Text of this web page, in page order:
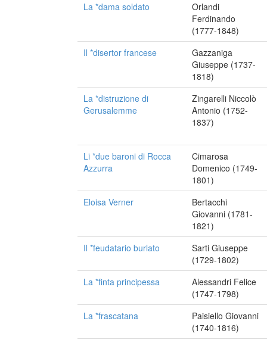
La *dama soldato
Orlandi
Ferdinando
(1777-1848)
Il *disertor francese
Gazzaniga
Giuseppe (1737-
1818)
La *distruzione di
Gerusalemme
Zingarelli Niccolò
Antonio (1752-
1837)
Li *due baroni di Rocca
Azzurra
Cimarosa
Domenico (1749-
1801)
Eloisa Verner
Bertacchi
Giovanni (1781-
1821)
Il *feudatario burlato
Sarti Giuseppe
(1729-1802)
La *finta principessa
Alessandri Felice
(1747-1798)
La *frascatana
Paisiello Giovanni
(1740-1816)